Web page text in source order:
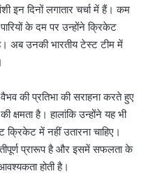
इन दिनों लगातार चर्चा में हैं। कम
के दम पर उन्होंने क्रिकेट
अब उनकी भारतीय टेस्ट टीम में
की प्रतिभा की सराहना करते हुए
क्षमता है। हालांकि उन्होंने यह भी
क्रिकेट में नहीं उतारना चाहिए।
प्रारूप है और इसमें सफलता के
होती है।